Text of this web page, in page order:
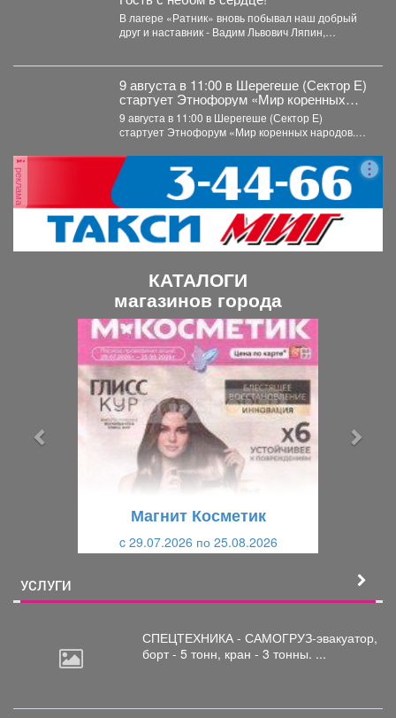
В лагере «Ратник» вновь побывал наш добрый
друг и наставник - Вадим Львович Ляпин,
9 августа в 11:00 в Шерегеше (Сектор Е)
стартует Этнофорум «Мир коренных
народов.
9 августа в 11:00 в Шерегеше (Сектор Е)
стартует Этнофорум «Мир коренных народов.
реклама
КАТАЛОГИ
магазинов города
Магнит Косметик
c 29.07.2026 по 25.08.2026
УСЛУГИ
СПЕЦТЕХНИКА - САМОГРУЗ-эвакуатор,
борт - 5 тонн, кран - 3 тонны. ...